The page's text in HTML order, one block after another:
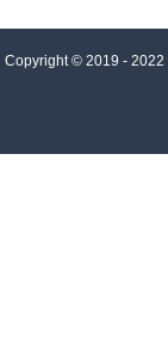
Copyright © 2019 - 2022